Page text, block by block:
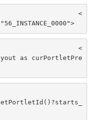
as curPortletPre